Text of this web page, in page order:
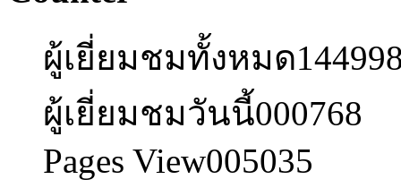
ผู้เยี่ยมชมทั้งหมด
ผู้เยี่ยมชมวันนี้000768
Pages View005035